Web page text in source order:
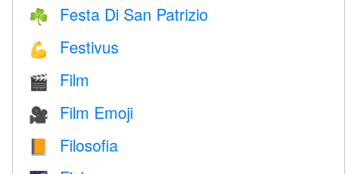
☘️ Festa Di San Patrizio
💪 Festivus
🎬 Film
🎥 Film Emoji
📙 Filosofia